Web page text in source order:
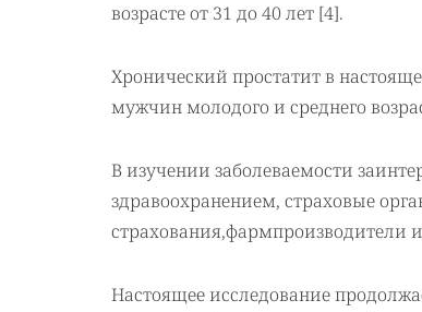
возрасте от 31 до 40 лет [4].
Хронический простатит в
мужчин молодого и среднего
В изучении заболеваемости
здравоохранением, страховые
страхования,фармпроизводители
Настоящее исследование